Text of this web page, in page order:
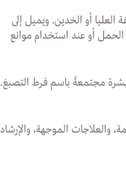
أو الخدين. ويميل إلى
الحمل أو عند استخدام موانع
مجتمعةً باسم فرط التصبغ.
والعلاجات الموجهة، والإرشاد